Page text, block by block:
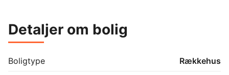
og tørretumbler
- 3 værelser plus stue (4 værelses)
Detaljer om bolig
Boligtype
Rækkehus